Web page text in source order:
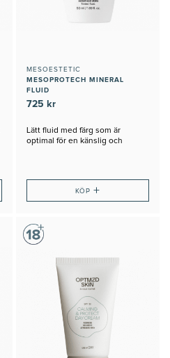
MESOESTETIC
MESOPROTECH MINERAL
FLUID
725 kr
Lätt fluid med färg som är
optimal för en känslig och
KÖP +